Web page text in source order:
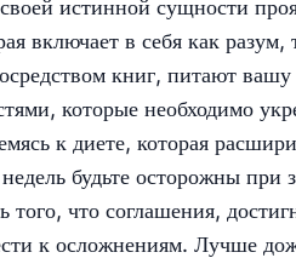
истинной сущности
включает в себя как
книг, питают
которые необходимо
к диете, которая
будьте осторожны при
того, что соглашения,
к осложнениям. Лучше